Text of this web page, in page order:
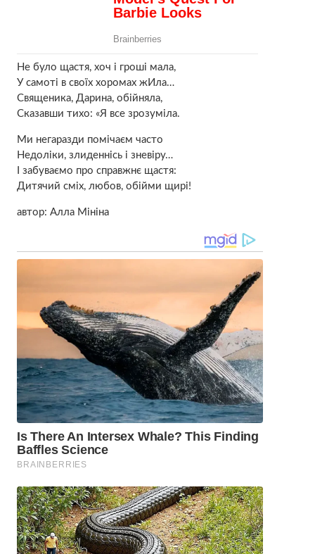
Не було щастя, хоч і гроші мала,
У самоті в своїх хоромах жИла…
Священика, Дарина, обійняла,
Сказавши тихо: «Я все зрозуміла.
Ми негаразди помічаєм часто
Недоліки, злиденнісь і зневіру…
І забуваємо про справжнє щастя:
Дитячий сміх, любов, обійми щирі!
автор: Алла Мініна